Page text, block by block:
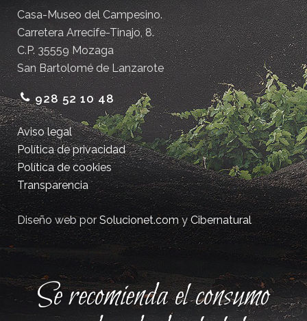
Casa-Museo del Campesino.
Carretera Arrecife-Tinajo, 8.
C.P. 35559 Mozaga
San Bartolomé de Lanzarote
928 52 10 48
Aviso legal
Política de privacidad
Política de cookies
Transparencia
Diseño web porSolucionet.comyCibernatural
Se recomienda el consumo